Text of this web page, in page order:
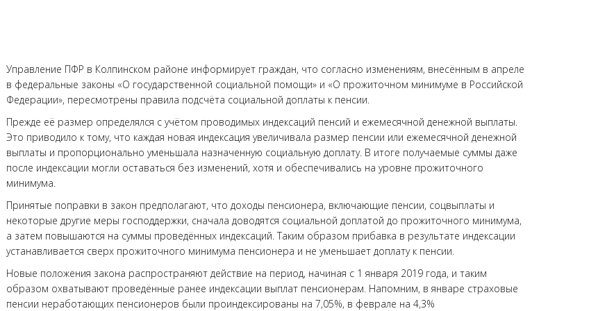
Управление ПФР в Колпинском районе информирует граждан, что согласно изменениям, внесённым в апреле
в федеральные законы «О государственной социальной помощи» и «О прожиточном минимуме в Российской
Федерации», пересмотрены правила подсчёта социальной доплаты к пенсии.
Прежде её размер определялся с учётом проводимых индексаций пенсий и ежемесячной денежной выплаты.
Это приводило к тому, что каждая новая индексация увеличивала размер пенсии или ежемесячной денежной
выплаты и пропорционально уменьшала назначенную социальную доплату. В итоге получаемые суммы даже
после индексации могли оставаться без изменений, хотя и обеспечивались на уровне прожиточного
минимума.
Принятые поправки в закон предполагают, что доходы пенсионера, включающие пенсии, соцвыплаты и
некоторые другие меры господдержки, сначала доводятся социальной доплатой до прожиточного минимума,
а затем повышаются на суммы проведённых индексаций. Таким образом прибавка в результате индексации
устанавливается сверх прожиточного минимума пенсионера и не уменьшает доплату к пенсии.
Новые положения закона распространяют действие на период, начиная с 1 января 2019 года, и таким
образом охватывают проведённые ранее индексации выплат пенсионерам. Напомним, в январе страховые
пенсии неработающих пенсионеров были проиндексированы на 7,05%, в феврале на 4,3%